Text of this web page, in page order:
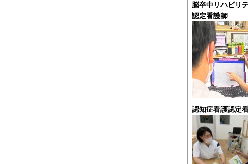
脳卒中リハビリ
認定看護師
認知症看護認定